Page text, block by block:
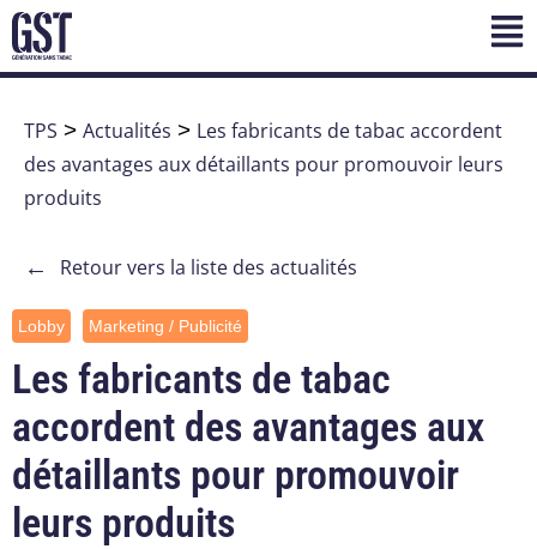
TPS > Actualités > Les fabricants de tabac accordent
des avantages aux détaillants pour promouvoir leurs
produits
← Retour vers la liste des actualités
Lobby Marketing / Publicité
Les fabricants de tabac
accordent des avantages aux
détaillants pour promouvoir
leurs produits